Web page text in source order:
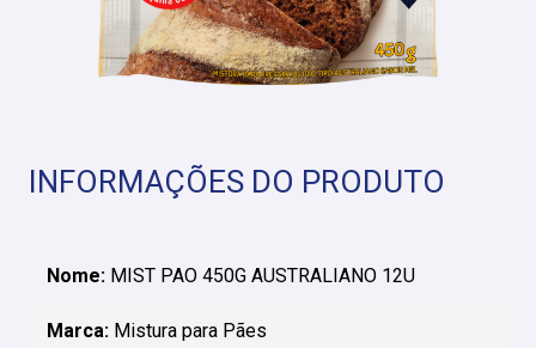
INFORMAÇÕES DO PRODUTO
Nome: MIST PAO 450G AUSTRALIANO 12U
Marca: Mistura para Pães